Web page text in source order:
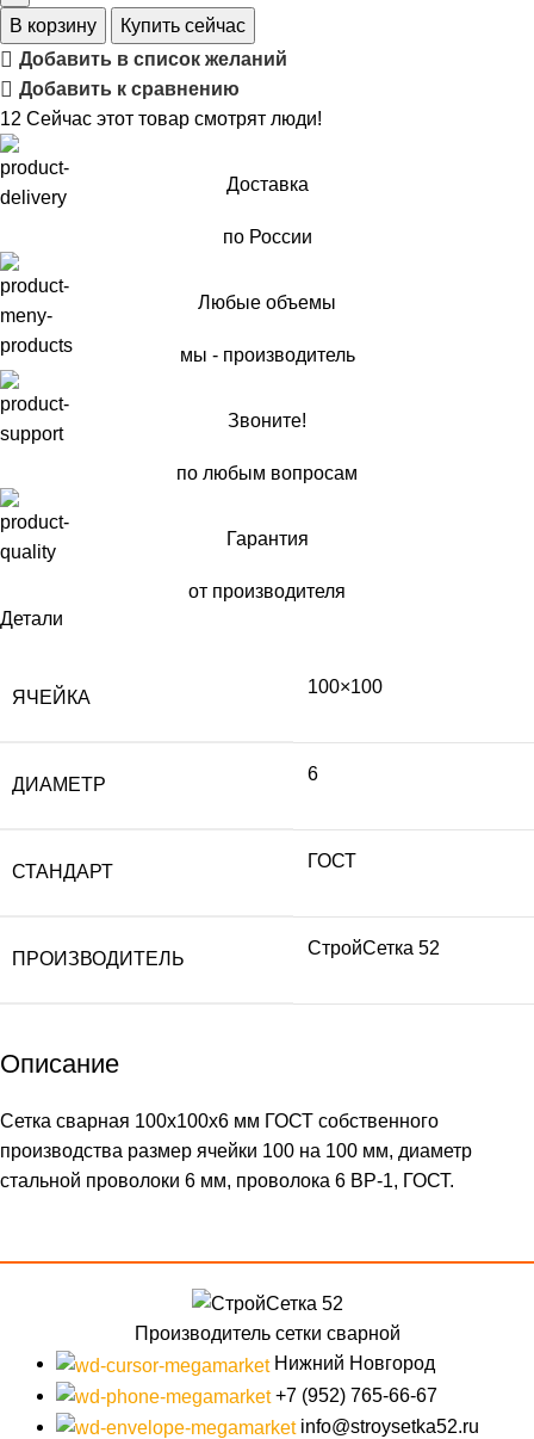
В корзину
Купить сейчас
Добавить в список желаний
Добавить к сравнению
12 Сейчас этот товар смотрят люди!
Доставка
по России
Любые объемы
мы - производитель
Звоните!
по любым вопросам
Гарантия
от производителя
Детали
ЯЧЕЙКА
100×100
ДИАМЕТР
6
СТАНДАРТ
ГОСТ
ПРОИЗВОДИТЕЛЬ
СтройСетка 52
Описание
Сетка сварная 100х100х6 мм ГОСТ собственного
производства размер ячейки 100 на 100 мм, диаметр
стальной проволоки 6 мм, проволока 6 ВР-1, ГОСТ.
Производитель сетки сварной
Нижний Новгород
+7 (952) 765-66-67
info@stroysetka52.ru